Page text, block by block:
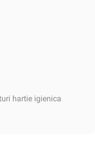
hartie igienica